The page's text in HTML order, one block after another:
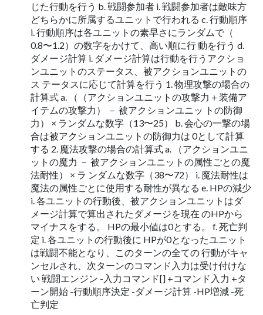
じた行動を行う b. 戦闘参加者 i. 戦闘参加者は敵味方
どちらかに所属するユニットで行われる c. 行動順序
i. 行動順序は各ユニットの素早さにランダムで（
0.8〜1.2）の数字をかけて、高い順に行 動を行う d.
ダメージ計算 i. ダメージ計算は行動を行うアクショ
ンユニットのステータス、被アクションユニットの
ス テータスに応じて計算を行う 1. 物理攻撃の場合の
計算式 a. （（アクションユニットの攻撃力＋装備ア
イテムの攻撃力） － 被アクションユニッ トの防御
力） × ランダムな数字（13〜25） b. 会心の一撃の場
合は被アクションユニットの防御力は 0として計算
する 2. 魔法攻撃の場合の計算式 a. （アクションユニ
ットの魔力 － 被アクションユニットの属性ごとの魔
法耐性） × ラ ンダムな数字（38〜72） i. 魔法耐性は
魔法の属性ごとに使用する耐性が異なる e. HPの減少
i. 各ユニットの行動後、被アクションユニットはダ
メージ計算で算出されたダメージを現在 のHPから
マイナスをする。 HPの最小値は0とする。 f. 死亡判
定 i. 各ユニットの行動後に HPが0となったユニット
は戦闘不能となり、このターンの全ての 行動がキャ
ンセルされ、次ターンのコマンド入力は受け付けな
い 戦闘エンジン -入力コマンド[] +コマンド入力 +タ
ーン開始 -行動順序決定 -ダメージ計算 -HP増減 -死
亡判定